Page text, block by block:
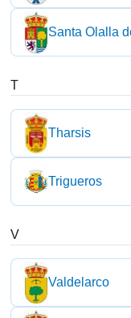
Santa Olalla
T
Tharsis
Trigueros
V
Valdelarco